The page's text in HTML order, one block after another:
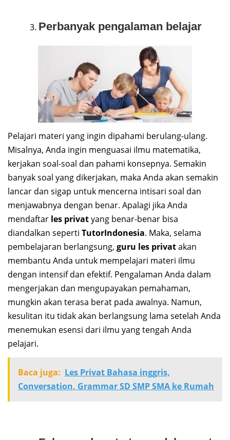
Perbanyak pengalaman belajar
Pelajari materi yang ingin dipahami berulang-ulang.
Misalnya, Anda ingin menguasai ilmu matematika,
kerjakan soal-soal dan pahami konsepnya. Semakin
banyak soal yang dikerjakan, maka Anda akan semakin
lancar dan sigap untuk mencerna intisari soal dan
menjawabnya dengan benar. Apalagi jika Anda
mendaftar les privatyang benar-benar bisa
diandalkan seperti TutorIndonesia. Maka, selama
pembelajaran berlangsung, guru les privatakan
membantu Anda untuk mempelajari materi ilmu
dengan intensif dan efektif. Pengalaman Anda dalam
mengerjakan dan mengupayakan pemahaman,
mungkin akan terasa berat pada awalnya. Namun,
kesulitan itu tidak akan berlangsung lama setelah Anda
menemukan esensi dari ilmu yang tengah Anda
pelajari.
Baca juga: Les Privat Bahasa inggris,
Conversation, Grammar SD SMP SMA ke Rumah